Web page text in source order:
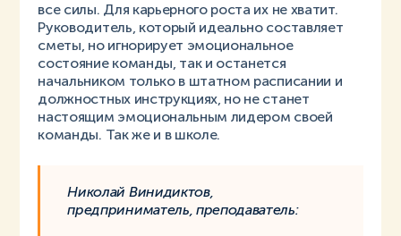
все силы. Для карьерного роста их не хватит.
Руководитель, который идеально составляет
сметы, но игнорирует эмоциональное
состояние команды, так и останется
начальником только в штатном расписании и
должностных инструкциях, но не станет
настоящим эмоциональным лидером своей
команды. Так же и в школе.
Николай Винидиктов,
предприниматель, преподаватель: